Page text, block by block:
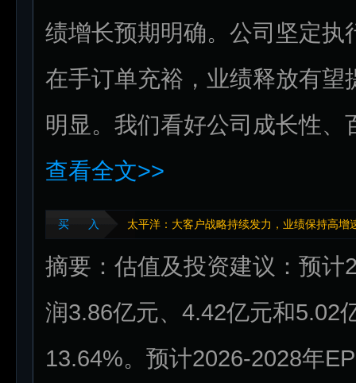
绩增长预期明确。公司坚定执
在手订单充裕，业绩释放有望
明显。我们看好公司成长性、
查看全文>>
买 入 太平洋：大客户战略持续发力，业绩保持高增
摘要：估值及投资建议：预
润3.86亿元、4.42亿元和5.02
13.64%。预计2026-2028年